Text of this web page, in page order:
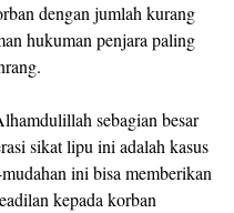
dengan jumlah kurang
hukuman penjara paling
sebagian besar
sikat lipu ini adalah kasus
ini bisa memberikan
kepada korban